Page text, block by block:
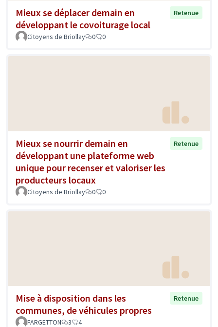
Mieux se déplacer demain en
développant le covoiturage local
Retenue
Citoyens de Briollay 0 0
Mieux se nourrir demain en
développant une plateforme web
unique pour recenser et valoriser les
producteurs locaux
Retenue
Citoyens de Briollay 0 0
Mise à disposition dans les
communes, de véhicules propres
Retenue
FARGETTON 3 4